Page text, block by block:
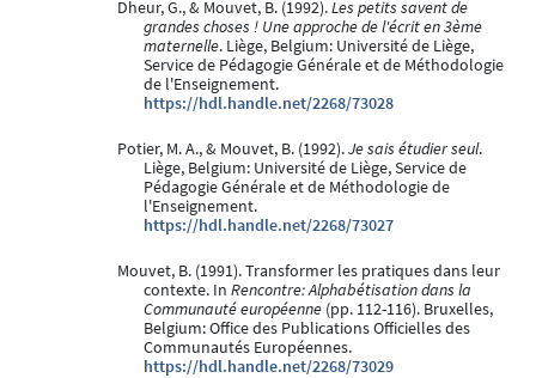
Dheur, G., & Mouvet, B. (1992).Les petits savent de
grandes choses ! Une approche de l'écrit en 3ème
maternelle. Liège, Belgium: Université de Liège,
Service de Pédagogie Générale et de Méthodologie
de l'Enseignement.
https://hdl.handle.net/2268/73028
Potier, M. A., & Mouvet, B. (1992).Je sais étudier seul.
Liège, Belgium: Université de Liège, Service de
Pédagogie Générale et de Méthodologie de
l'Enseignement.
https://hdl.handle.net/2268/73027
Mouvet, B. (1991). Transformer les pratiques dans leur
contexte. In Rencontre: Alphabétisation dans la
Communauté européenne (pp. 112-116). Bruxelles,
Belgium: Office des Publications Officielles des
Communautés Européennes.
https://hdl.handle.net/2268/73029